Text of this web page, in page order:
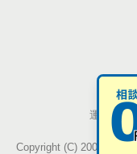
大阪市平野区の飲食
大阪市住吉区の飲食
柏原市の飲食店の居
松原市の飲食店の居
個人情
運営会社
Copyright (C) 2005-2026